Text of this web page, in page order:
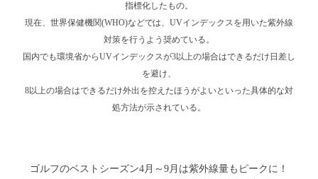
指標化したもの。
現在、世界保健機関(WHO)などでは、UVインデックスを用いた紫外線
対策を行うよう奨めている。
国内でも環境省からUVインデックスが3以上の場合はできるだけ日差し
を避け、
8以上の場合はできるだけ外出を控えたほうがよいといった具体的な対
処方法が示されている。
ゴルフのベストシーズン4月～9月は紫外線量もピークに！